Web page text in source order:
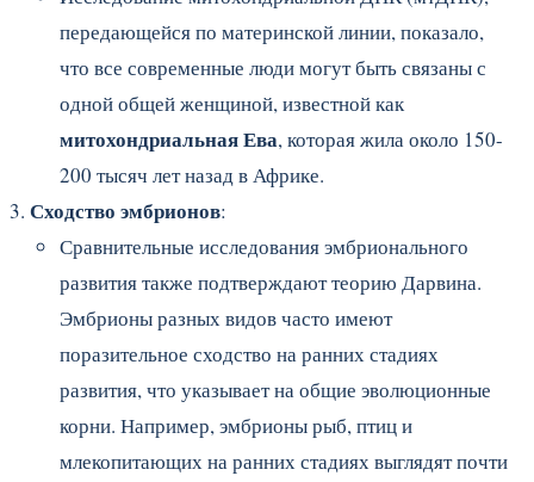
передающейся по материнской линии, показало,
что все современные люди могут быть связаны с
одной общей женщиной, известной как
митохондриальная Ева, которая жила около 150-
200 тысяч лет назад в Африке.
Сходство эмбрионов:
Сравнительные исследования эмбрионального
развития также подтверждают теорию Дарвина.
Эмбрионы разных видов часто имеют
поразительное сходство на ранних стадиях
развития, что указывает на общие эволюционные
корни. Например, эмбрионы рыб, птиц и
млекопитающих на ранних стадиях выглядят почти